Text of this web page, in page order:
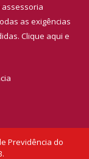
assessoria
as exigências
Clique aqui e
Previdência do